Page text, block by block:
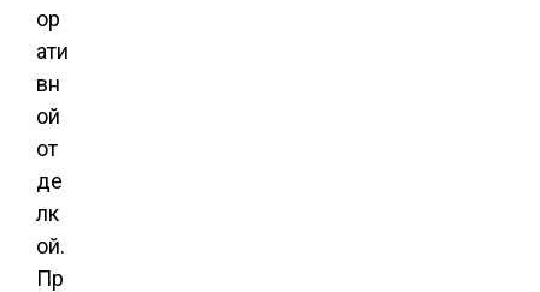
ор
ати
вн
ой
от
де
лк
ой.
Пр